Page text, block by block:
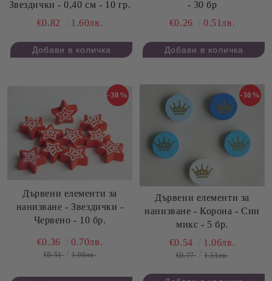
Звездички - 0,40 см - 10 гр.
€0.82
1.60лв.
- 30 бр
€0.26
0.51лв.
Дървени елементи за
нанизване - Звездички -
Червено - 10 бр.
-30%
€0.36 0.70лв.
€0.51 1.00лв.
Дървени елементи за
нанизване - Корона - Син
микс - 5 бр.
-30%
€0.54 1.06лв.
€0.77 1.51лв.